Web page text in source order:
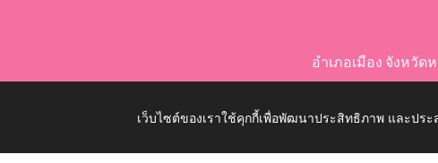
อำเภอเมือง จังหวั
เว็บไซต์ของเราใช้คุกกี้เพื่อพัฒนาประสิทธิภาพ และป